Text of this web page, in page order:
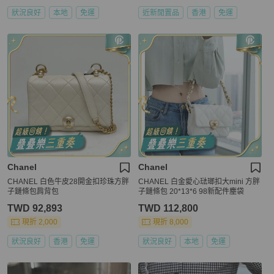
狀況良好 本地 免運 近新閒置品 香港 免運
Chanel
CHANEL 白色牛皮28開金扣珍珠方胖
子鏈條包肩背包
TWD 92,893
現折 2,000
狀況良好 香港 免運
Chanel
CHANEL 白金愛心琺瑯扣大mini 方胖
子鏈條包 20*13*6 98新配件塵袋
TWD 112,800
現折 8,000
狀況良好 本地 免運